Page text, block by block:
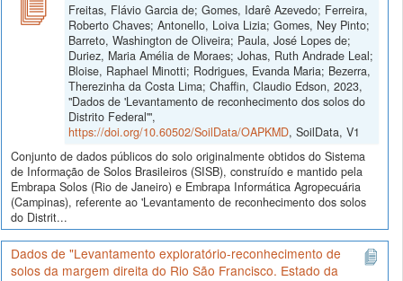
Freitas, Flávio Garcia de; Gomes, Idarê Azevedo; Ferreira,
Roberto Chaves; Antonello, Loiva Lizia; Gomes, Ney Pinto;
Barreto, Washington de Oliveira; Paula, José Lopes de;
Duriez, Maria Amélia de Moraes; Johas, Ruth Andrade Leal;
Bloise, Raphael Minotti; Rodrigues, Evanda Maria; Bezerra,
Therezinha da Costa Lima; Chaffin, Claudio Edson, 2023,
"Dados de 'Levantamento de reconhecimento dos solos do
Distrito Federal'",
https://doi.org/10.60502/SoilData/OAPKMD, SoilData, V1
Conjunto de dados públicos do solo originalmente obtidos do Sistema
de Informação de Solos Brasileiros (SISB), construído e mantido pela
Embrapa Solos (Rio de Janeiro) e Embrapa Informática Agropecuária
(Campinas), referente ao 'Levantamento de reconhecimento dos solos
do Distrit...
Dados de "Levantamento exploratório-reconhecimento de
solos da margem direita do Rio São Francisco. Estado da